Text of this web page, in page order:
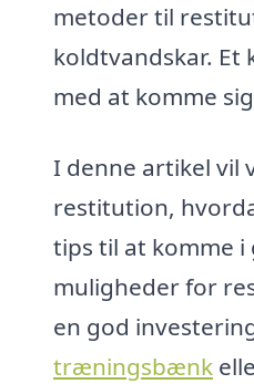
metoder til
koldtvandskar.
med at komme
I denne artikel vil
restitution,
tips til at komme i
muligheder for
en god
træningsbænk